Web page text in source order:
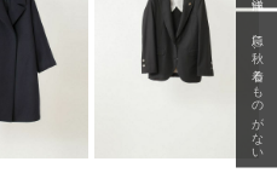
急に秋、着るものがない